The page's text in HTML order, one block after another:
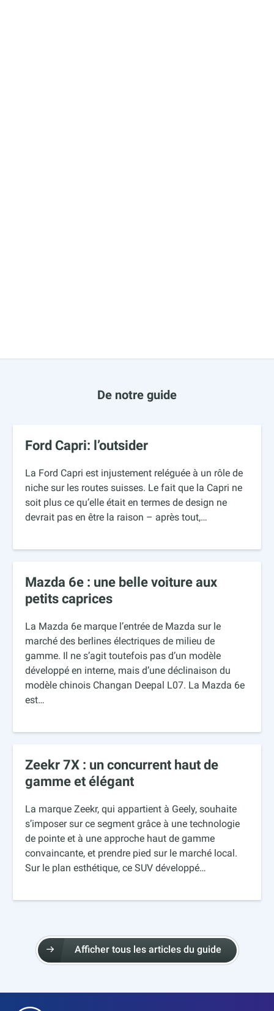
De notre guide
Ford Capri: l’outsider
La Ford Capri est injustement reléguée à un rôle de
niche sur les routes suisses. Le fait que la Capri ne
soit plus ce qu’elle était en termes de design ne
devrait pas en être la raison – après tout,…
Mazda 6e : une belle voiture aux
petits caprices
La Mazda 6e marque l’entrée de Mazda sur le
marché des berlines électriques de milieu de
gamme. Il ne s’agit toutefois pas d’un modèle
développé en interne, mais d’une déclinaison du
modèle chinois Changan Deepal L07. La Mazda 6e
est…
Zeekr 7X : un concurrent haut de
gamme et élégant
La marque Zeekr, qui appartient à Geely, souhaite
s’imposer sur ce segment grâce à une technologie
de pointe et à une approche haut de gamme
convaincante, et prendre pied sur le marché local.
Sur le plan esthétique, ce SUV développé…
Afficher tous les articles du guide